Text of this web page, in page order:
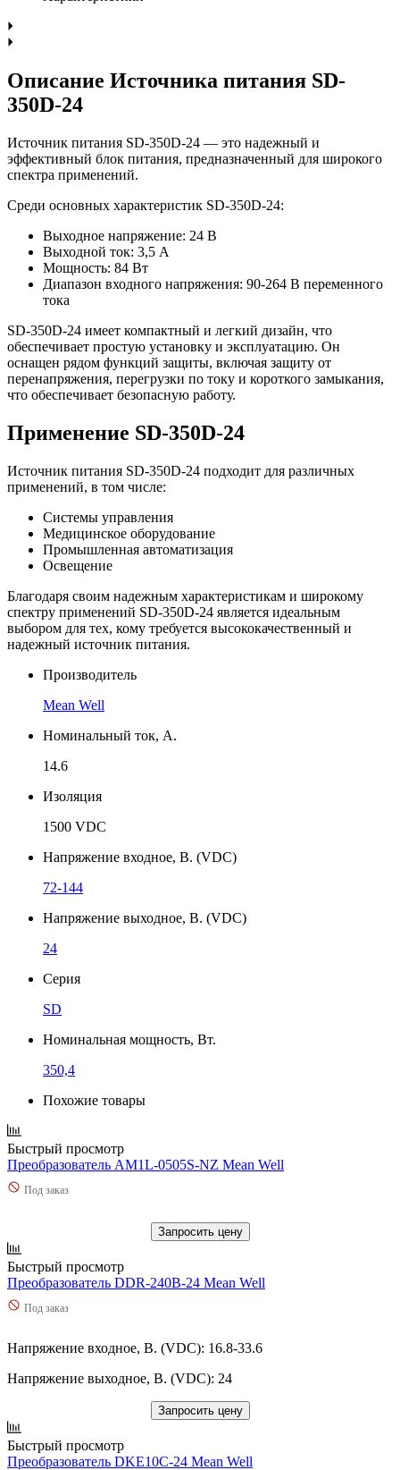
Описание Источника питания SD-
350D-24
Источник питания SD-350D-24 — это надежный и
эффективный блок питания, предназначенный для широкого
спектра применений.
Среди основных характеристик SD-350D-24:
Выходное напряжение: 24 В
Выходной ток: 3,5 A
Мощность: 84 Вт
Диапазон входного напряжения: 90-264 В переменного
тока
SD-350D-24 имеет компактный и легкий дизайн, что
обеспечивает простую установку и эксплуатацию. Он
оснащен рядом функций защиты, включая защиту от
перенапряжения, перегрузки по току и короткого замыкания,
что обеспечивает безопасную работу.
Применение SD-350D-24
Источник питания SD-350D-24 подходит для различных
применений, в том числе:
Системы управления
Медицинское оборудование
Промышленная автоматизация
Освещение
Благодаря своим надежным характеристикам и широкому
спектру применений SD-350D-24 является идеальным
выбором для тех, кому требуется высококачественный и
надежный источник питания.
Производитель
Mean Well
Номинальный ток, А.
14.6
Изоляция
1500 VDC
Напряжение входное, В. (VDC)
72-144
Напряжение выходное, В. (VDC)
24
Серия
SD
Номинальная мощность, Вт.
350,4
Похожие товары
Быстрый просмотр
Преобразователь AM1L-0505S-NZ Mean Well
Под заказ
Запросить цену
Быстрый просмотр
Преобразователь DDR-240B-24 Mean Well
Под заказ
Напряжение входное, В. (VDC): 16.8-33.6
Напряжение выходное, В. (VDC): 24
Запросить цену
Быстрый просмотр
Преобразователь DKE10C-24 Mean Well